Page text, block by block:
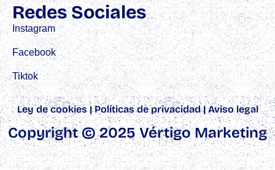
Redes Sociales
Instagram
Facebook
Tiktok
Ley de cookies |Políticas de privacidad|Aviso legal
Copyright © 2025 Vértigo Marketing